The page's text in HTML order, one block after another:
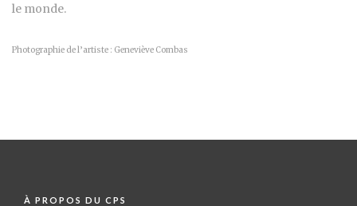
le monde.
Photographie de l’artiste : Geneviève Combas
À PROPOS DU CPS